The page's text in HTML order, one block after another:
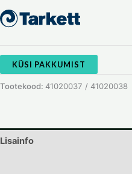
KÜSI PAKKUMIST
Tootekood: 41020037 / 41020038
Lisainfo